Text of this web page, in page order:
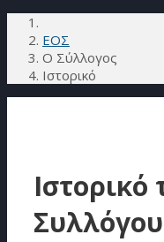
ΕΟΣ
Ο Σύλλογος
Ιστορικό
Ιστορικό
Συλλόγου